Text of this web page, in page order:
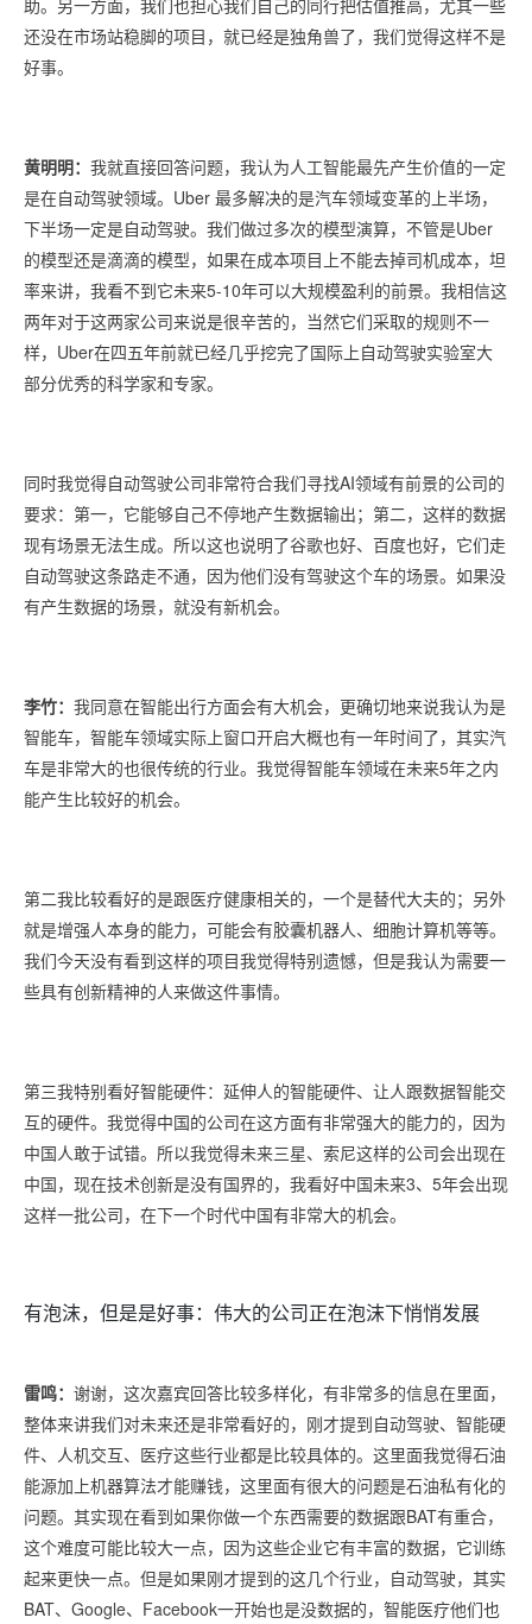
助。另一方面，我们也担心我们自己的同行把估值推高，尤其一些
还没在市场站稳脚的项目，就已经是独角兽了，我们觉得这样不是
好事。
黄明明： 我就直接回答问题，我认为人工智能最先产生价值的一定
是在自动驾驶领域。Uber 最多解决的是汽车领域变革的上半场，
下半场一定是自动驾驶。我们做过多次的模型演算，不管是Uber
的模型还是滴滴的模型，如果在成本项目上不能去掉司机成本，坦
率来讲，我看不到它未来5-10年可以大规模盈利的前景。我相信这
两年对于这两家公司来说是很辛苦的，当然它们采取的规则不一
样，Uber在四五年前就已经几乎挖完了国际上自动驾驶实验室大
部分优秀的科学家和专家。
同时我觉得自动驾驶公司非常符合我们寻找AI领域有前景的公司的
要求：第一，它能够自己不停地产生数据输出；第二，这样的数据
现有场景无法生成。所以这也说明了谷歌也好、百度也好，它们走
自动驾驶这条路走不通，因为他们没有驾驶这个车的场景。如果没
有产生数据的场景，就没有新机会。
李竹： 我同意在智能出行方面会有大机会，更确切地来说我认为是
智能车，智能车领域实际上窗口开启大概也有一年时间了，其实汽
车是非常大的也很传统的行业。我觉得智能车领域在未来5年之内
能产生比较好的机会。
第二我比较看好的是跟医疗健康相关的，一个是替代大夫的；另外
就是增强人本身的能力，可能会有胶囊机器人、细胞计算机等等。
我们今天没有看到这样的项目我觉得特别遗憾，但是我认为需要一
些具有创新精神的人来做这件事情。
第三我特别看好智能硬件：延伸人的智能硬件、让人跟数据智能交
互的硬件。我觉得中国的公司在这方面有非常强大的能力的，因为
中国人敢于试错。所以我觉得未来三星、索尼这样的公司会出现在
中国，现在技术创新是没有国界的，我看好中国未来3、5年会出现
这样一批公司，在下一个时代中国有非常大的机会。
有泡沫，但是是好事：伟大的公司正在泡沫下悄悄发展
雷鸣： 谢谢，这次嘉宾回答比较多样化，有非常多的信息在里面，
整体来讲我们对未来还是非常看好的，刚才提到自动驾驶、智能硬
件、人机交互、医疗这些行业都是比较具体的。这里面我觉得石油
能源加上机器算法才能赚钱，这里面有很大的问题是石油私有化的
问题。其实现在看到如果你做一个东西需要的数据跟BAT有重合，
这个难度可能比较大一点，因为这些企业它有丰富的数据，它训练
起来更快一点。但是如果刚才提到的这几个行业，自动驾驶，其实
BAT、Google、Facebook一开始也是没数据的，智能医疗他们也